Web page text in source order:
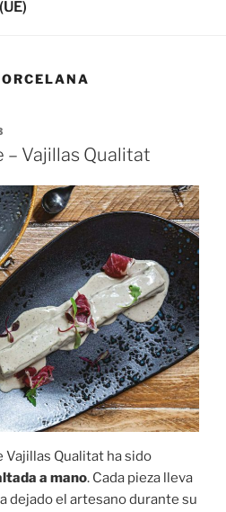
– Vajillas Qualitat
Vajillas Qualitat ha sido
a mano. Cada pieza lleva
dejado el artesano durante su